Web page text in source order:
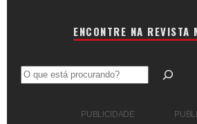
ENCONTRE NA REVISTA
Pesquisar
PUBLICIDADE